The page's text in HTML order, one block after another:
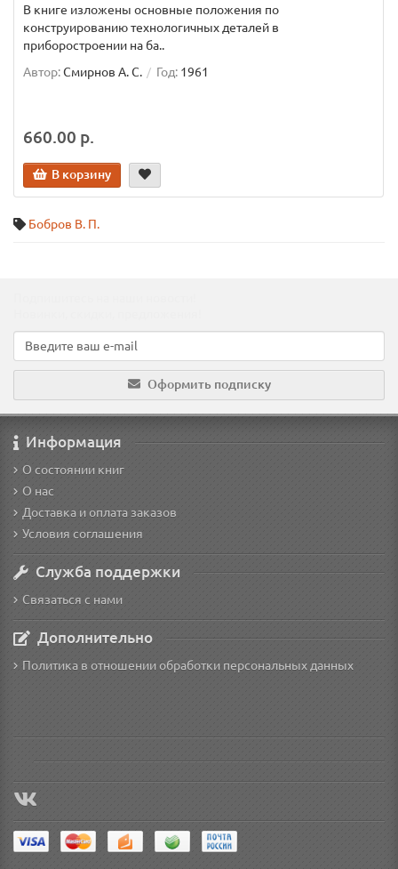
В книге изложены основные положения по
конструированию технологичных деталей в
приборостроении на ба..
Автор:Смирнов А. С. Год: 1961
660.00 р.
В корзину
Бобров В. П.
Оформить подписку
Информация
О состоянии книг
О нас
Доставка и оплата заказов
Условия соглашения
Служба поддержки
Связаться с нами
Дополнительно
Политика в отношении обработки персональных данных